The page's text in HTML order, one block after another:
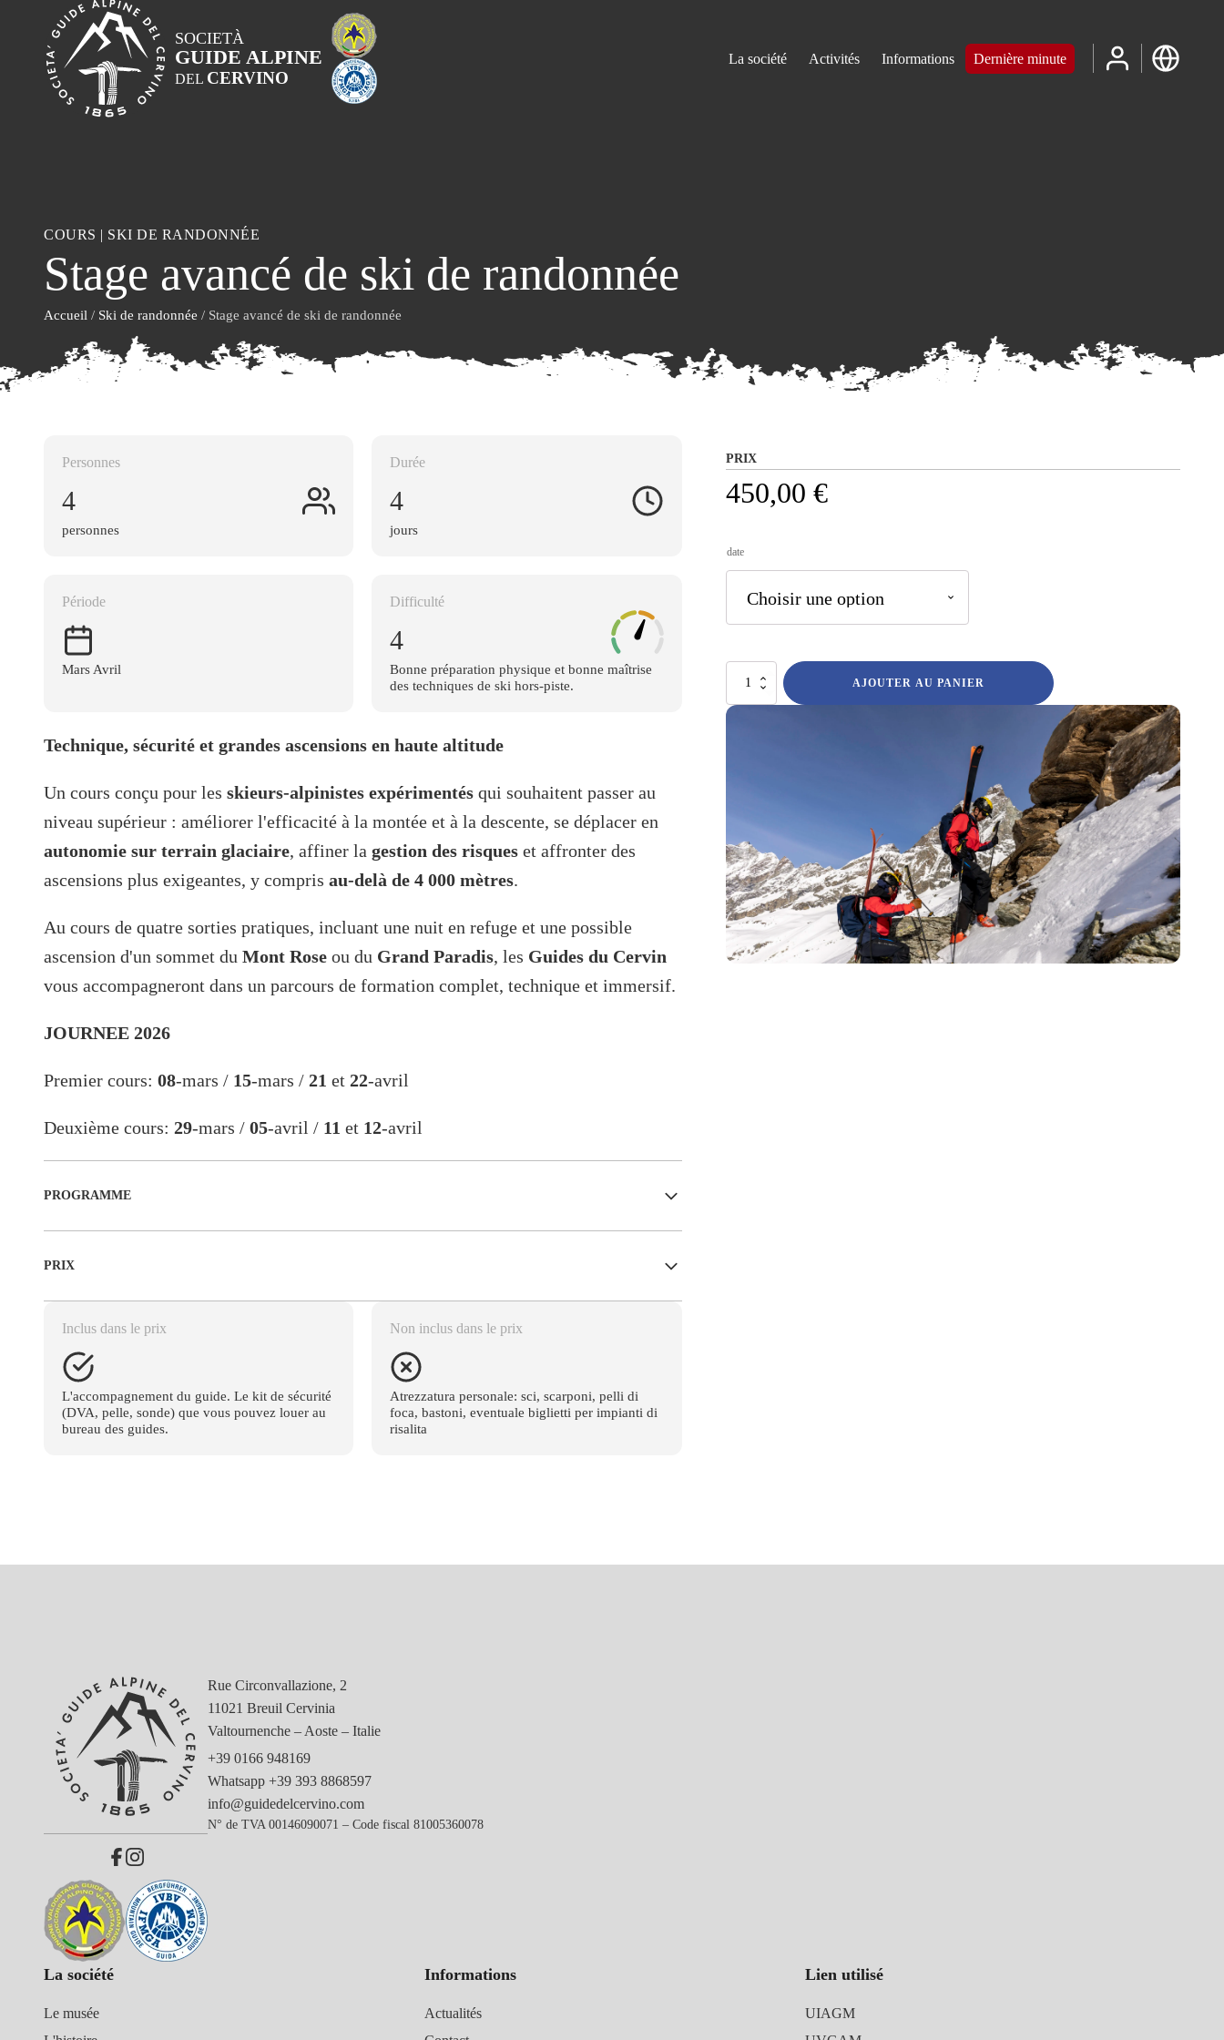
SOCIETÀ
GUIDE ALPINE
DEL CERVINO
La société Activités Informations Dernière minute
COURS | SKI DE RANDONNÉE
Stage avancé de ski de randonnée
Accueil / Ski de randonnée / Stage avancé de ski de randonnée
Personnes
4
personnes
Durée
4
jours
Période
Mars Avril
Difficulté
4
Bonne préparation physique et bonne maîtrise
des techniques de ski hors-piste.
Technique, sécurité et grandes ascensions en haute altitude
Un cours conçu pour les skieurs-alpinistes expérimentés qui souhaitent passer au
niveau supérieur : améliorer l'efficacité à la montée et à la descente, se déplacer en
autonomie sur terrain glaciaire, affiner la gestion des risques et affronter des
ascensions plus exigeantes, y compris au-delà de 4 000 mètres.
Au cours de quatre sorties pratiques, incluant une nuit en refuge et une possible
ascension d'un sommet du Mont Rose ou du Grand Paradis, les Guides du Cervin
vous accompagneront dans un parcours de formation complet, technique et immersif.
JOURNEE 2026
Premier cours: 08-mars / 15-mars / 21 et 22-avril
Deuxième cours: 29-mars / 05-avril / 11 et 12-avril
PROGRAMME
PRIX
Inclus dans le prix
L'accompagnement du guide. Le kit de sécurité
(DVA, pelle, sonde) que vous pouvez louer au
bureau des guides.
Non inclus dans le prix
Atrezzatura personale: sci, scarponi, pelli di
foca, bastoni, eventuale biglietti per impianti di
risalita
PRIX
450,00 €
date
quantité
Stage
AJOUTER AU PANIER
Rue Circonvallazione, 2
11021 Breuil Cervinia
Valtournenche – Aoste – Italie
+39 0166 948169
Whatsapp +39 393 8868597
info@guidedelcervino.com
N° de TVA 00146090071 – Code fiscal 81005360078
La société
Le musée
Informations
Actualités
Lien utilisé
UIAGM